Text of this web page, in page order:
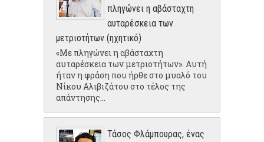
πληγώνει η αβάσταχτη
αυταρέσκεια των
μετριοτήτων (ηχητικό)
«Με πληγώνει η αβάσταχτη
αυταρέσκεια των μετριοτήτων». Αυτή
ήταν η φράση που ήρθε στο μυαλό του
Νίκου Αλιβιζάτου στο τέλος της
απάντησης...
Τάσος Φλάμπουρας, ένας